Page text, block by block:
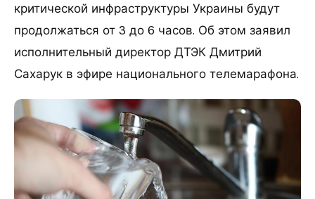
критической инфраструктуры Украины будут
продолжаться от 3 до 6 часов. Об этом заявил
исполнительный директор ДТЭК Дмитрий
Сахарук в эфире национального телемарафона.